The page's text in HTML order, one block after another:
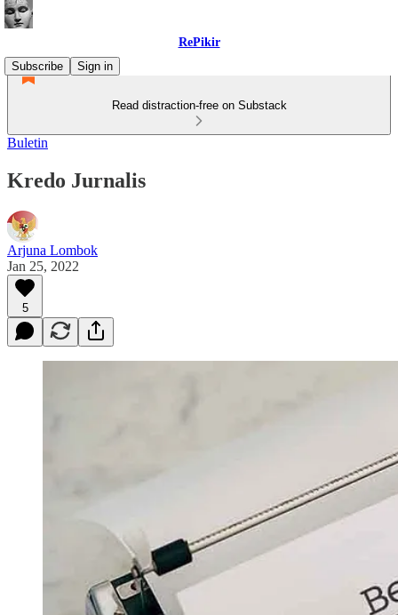
RePikir
Subscribe
Sign in
Read distraction-free on Substack
Buletin
Kredo Jurnalis
Arjuna Lombok
Jan 25, 2022
5